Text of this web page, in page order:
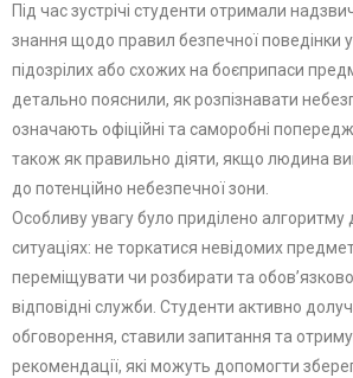
Під час зустрічі студенти отримали
знання щодо правил безпечної поведінки
підозрілих або схожих на боєприпаси
детально пояснили, як розпізнавати
означають офіційні та саморобні
також як правильно діяти, якщо людина
до потенційно небезпечної зони.
Особливу увагу було приділено алгоритму
ситуаціях: не торкатися невідомих
переміщувати чи розбирати та
відповідні служби. Студенти активно
обговорення, ставили запитання та
рекомендації, які можуть допомогти